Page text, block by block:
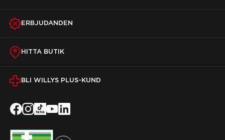
ERBJUDANDEN
HITTA BUTIK
BLI WILLYS PLUS-KUND